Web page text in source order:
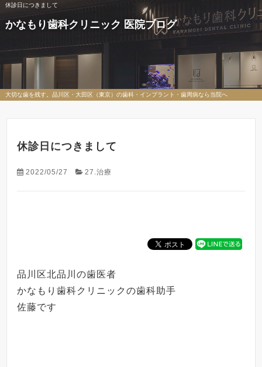
休診日につきまして
かなもり歯科クリニック 医院ブログ
大切な歯を残す。品川区・大田区（東京）の歯科・インプラント・歯周病なら当院へ
休診日につきまして
2022/05/27 27.治療
品川区北品川の歯医者
かなもり歯科クリニックの歯科助手
佐藤です